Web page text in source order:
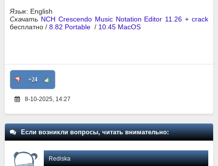
Язык: English
Скачать NCH Crescendo Music Notation Editor 11.26 + crack
бесплатно / 8.82 Portable / 10.45 MacOS
+24
8-10-2025, 14:27
Если возникли вопросы, читать внимательно:
Rediska